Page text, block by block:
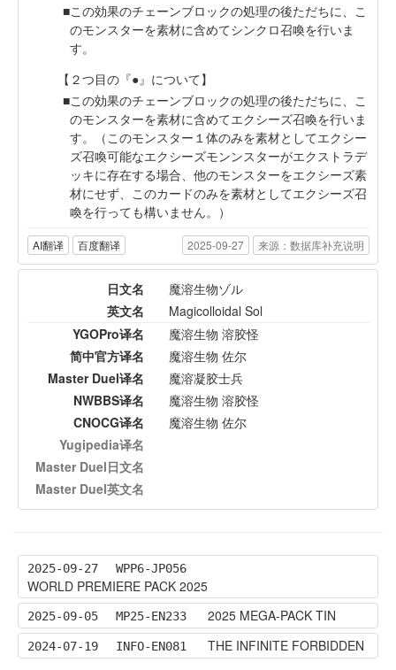
この効果のチェーンブロックの処理の後ただちに、こ
のモンスターを素材に含めてシンクロ召喚を行いま
す。
【２つ目の『●』について】
この効果のチェーンブロックの処理の後ただちに、こ
のモンスターを素材に含めてエクシーズ召喚を行いま
す。（このモンスター１体のみを素材としてエクシー
ズ召喚可能なエクシーズモンンスターがエクストラデ
ッキに存在する場合、他のモンスターをエクシーズ素
材にせず、このカードのみを素材としてエクシーズ召
喚を行っても構いません。）
AI翻译 百度翻译 2025-09-27 来源：数据库补充说明
日文名
魔溶生物ゾル
英文名
Magicolloidal Sol
YGOPro译名
魔溶生物 溶胶怪
简中官方译名
魔溶生物 佐尔
Master Duel译名
魔溶凝胶士兵
NWBBS译名
魔溶生物 溶胶怪
CNOCG译名
魔溶生物 佐尔
Yugipedia译名
Master Duel日文名
Master Duel英文名
2025-09-27 WPP6-JP056
WORLD PREMIERE PACK 2025
2025-09-05 MP25-EN233 2025 MEGA-PACK TIN
2024-07-19 INFO-EN081 THE INFINITE FORBIDDEN